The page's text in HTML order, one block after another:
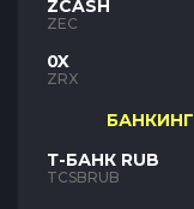
ZCASH
ZEC
0X
ZRX
БАНКИНГ
Т-БАНК RUB
TCSBRUB